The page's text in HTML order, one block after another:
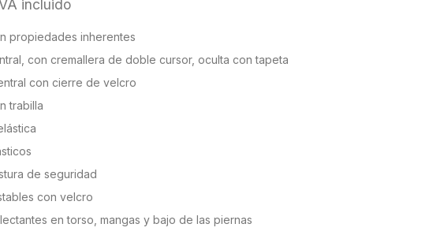
incluido
propiedades inherentes
con cremallera de doble cursor, oculta con tapeta
con cierre de velcro
trabilla
de seguridad
con velcro
en torso, mangas y bajo de las piernas